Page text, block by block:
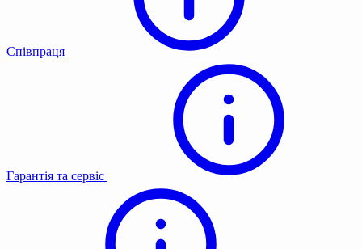
Співпраця
Гарантія та сервіс